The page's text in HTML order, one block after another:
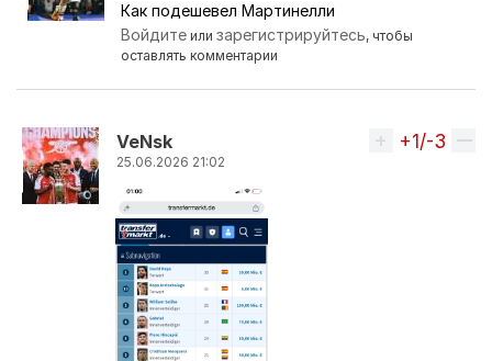
Ответ на комментарий пользователяVeNsk
Как подешевел Мартинелли
Войдите илизарегистрируйтесь, чтобы
оставлять комментарии
VeNsk
25.06.2026 21:02
Ответ на комментарий пользователя
Вверх
+1/-3